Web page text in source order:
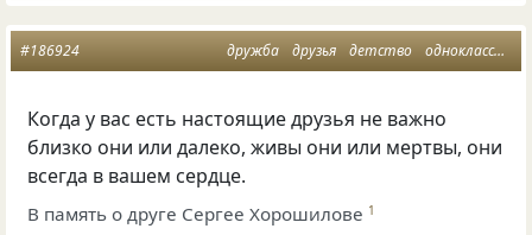
дружба друзья детство одноклассники
#186924
Когда у вас есть настоящие друзья не важно
близко они или далеко, живы они или мертвы, они
всегда в вашем сердце.
В память о друге Сергее Хорошилове 1